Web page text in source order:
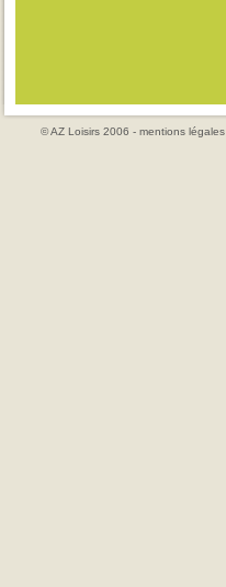
© AZ Loisirs 2006 - mentions légales